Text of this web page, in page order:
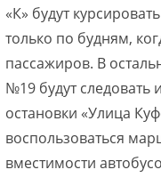
«К» будут
только по будням,
пассажиров. В
№19 будут следовать
остановки «Улица
воспользоваться
вместимости